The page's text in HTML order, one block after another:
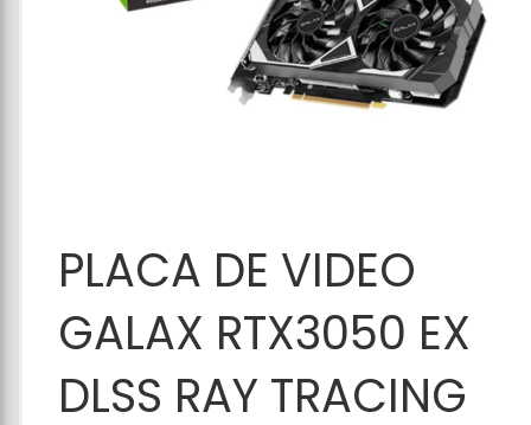
Adicionar ao
Carrinho
PLACA DE VIDEO
GALAX RTX3050 EX
DLSS RAY TRACING